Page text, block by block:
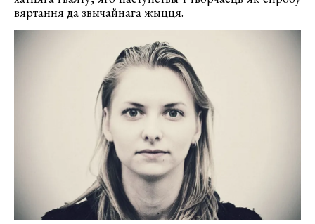
вяртання да звычайнага жыцця.